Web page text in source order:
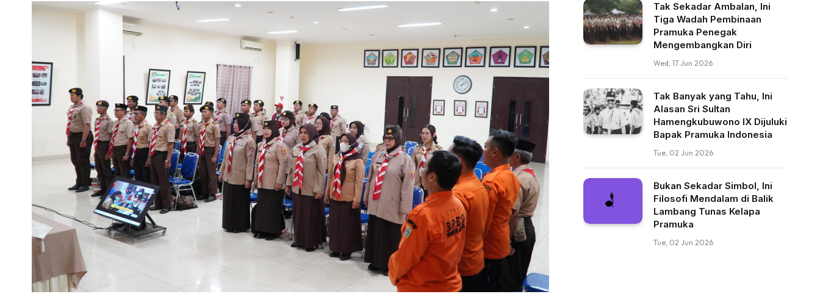
Tak Sekadar Ambalan, Ini
Tiga Wadah Pembinaan
Pramuka Penegak
Mengembangkan Diri
Wed, 17 Jun 2026
Tak Banyak yang Tahu, Ini
Alasan Sri Sultan
Hamengkubuwono IX Dijuluki
Bapak Pramuka Indonesia
Tue, 02 Jun 2026
Bukan Sekadar Simbol, Ini
Filosofi Mendalam di Balik
Lambang Tunas Kelapa
Pramuka
Tue, 02 Jun 2026